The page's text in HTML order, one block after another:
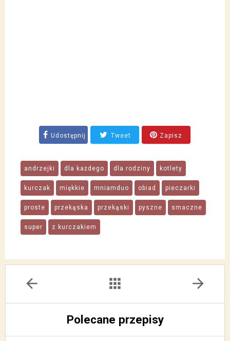
Udostępnij Tweet Zapisz
andrzejki dla każdego dla rodziny kotlety
kurczak miękkie mniamduo obiad pieczarki
proste przekąska przekąski pyszne smaczne
super z kurczakiem
arrow_back arrow_forward
apps
Polecane przepisy